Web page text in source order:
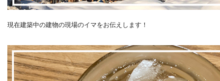
現在建築中の建物の現場のイマをお伝えします！